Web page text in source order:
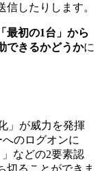
したりします。
「最初の1台」から
できるかどうかに
」が威力を発揮
のログオンに
」などの2要素認
切ることができま